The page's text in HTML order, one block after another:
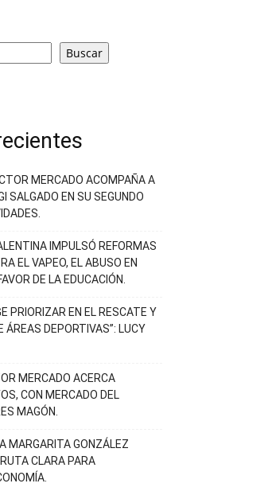
Buscar
MERCADO ACOMPAÑA A
SALGADO EN SU SEGUNDO
IMPULSÓ REFORMAS
EL VAPEO, EL ABUSO EN
DE LA EDUCACIÓN.
PRIORIZAR EN EL RESCATE Y
ÁREAS DEPORTIVAS”: LUCY
MERCADO ACERCA
CON MERCADO DEL
MAGÓN.
GONZÁLEZ
CLARA PARA